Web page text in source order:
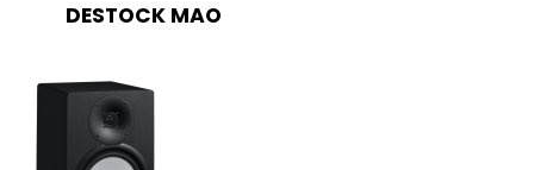
DESTOCK MAO